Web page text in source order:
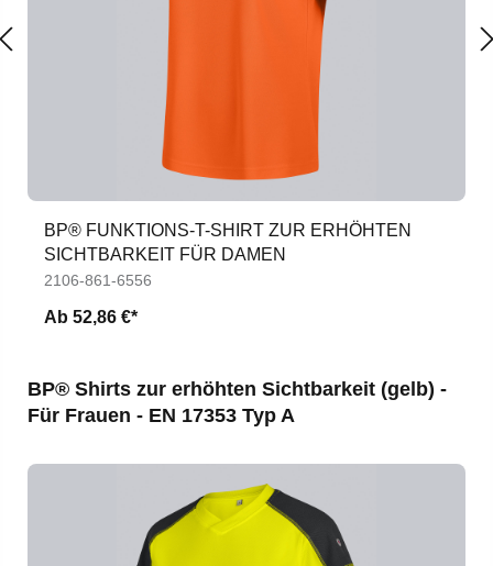
BP® FUNKTIONS-T-SHIRT ZUR ERHÖHTEN
SICHTBARKEIT FÜR DAMEN
2106-861-6556
Ab 52,86 €*
Produktgalerie überspringen
BP® Shirts zur erhöhten Sichtbarkeit (gelb) -
Für Frauen - EN 17353 Typ A